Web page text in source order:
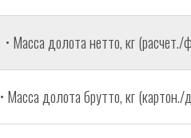
• Масса долота нетто, кг (расчет./
• Масса долота брутто, кг (картон./